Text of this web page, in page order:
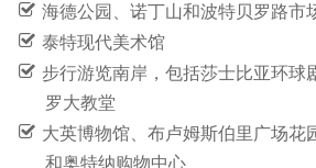
海德公园、诺丁山和波特贝罗路市
泰特现代美术馆
步行游览南岸，包括莎士比亚环球
罗大教堂
大英博物馆、布卢姆斯伯里广场花
和奥特纳购物中心